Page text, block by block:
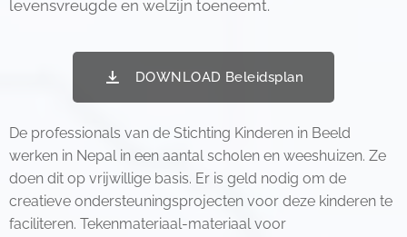
levensvreugde en welzijn toeneemt.
DOWNLOAD Beleidsplan
De professionals van de Stichting Kinderen in Beeld
werken in Nepal in een aantal scholen en weeshuizen. Ze
doen dit op vrijwillige basis. Er is geld nodig om de
creatieve ondersteuningsprojecten voor deze kinderen te
faciliteren. Tekenmateriaal-materiaal voor